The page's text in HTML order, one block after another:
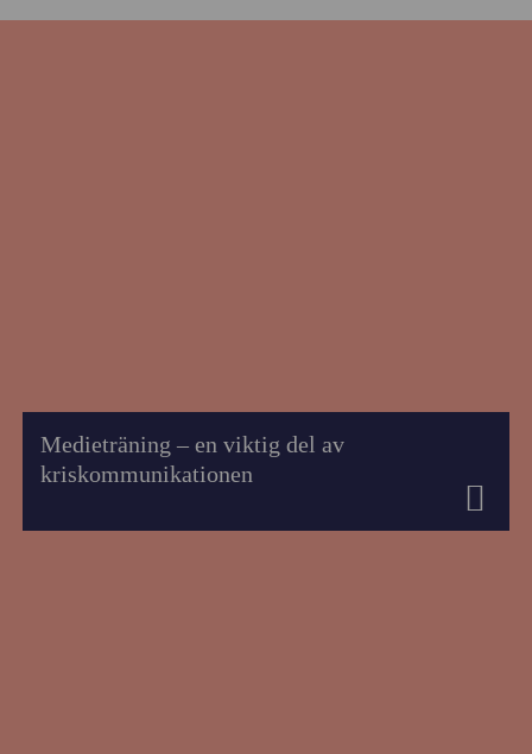
Medieträning – en viktig del av
kriskommunikationen